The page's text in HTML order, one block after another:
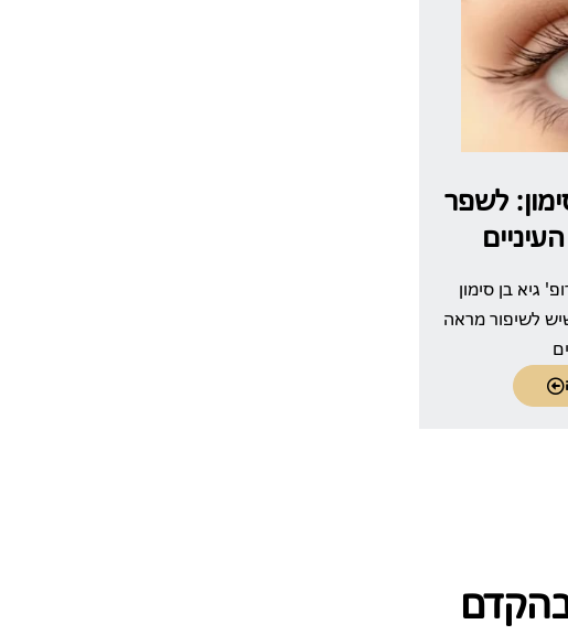
לשפר
גיא בן סימון
לשיפור מראה